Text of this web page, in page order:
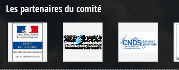
Les partenaires du comité